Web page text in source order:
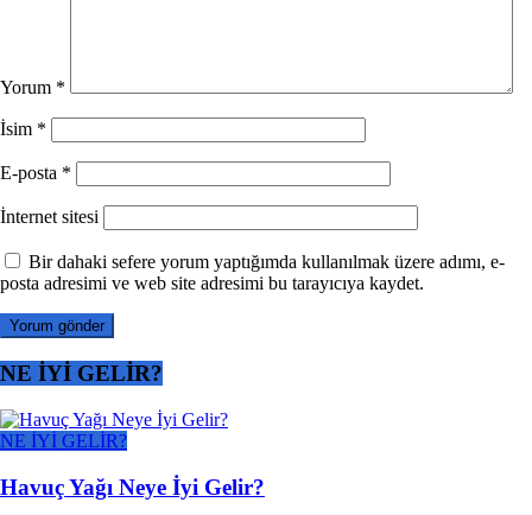
Yorum *
İsim *
E-posta *
İnternet sitesi
Bir dahaki sefere yorum yaptığımda kullanılmak üzere adımı, e-
posta adresimi ve web site adresimi bu tarayıcıya kaydet.
NE İYİ GELİR?
NE İYİ GELİR?
Havuç Yağı Neye İyi Gelir?